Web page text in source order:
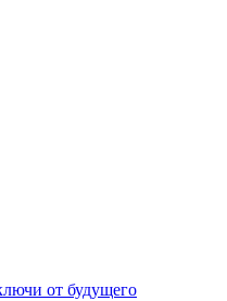
от будущего